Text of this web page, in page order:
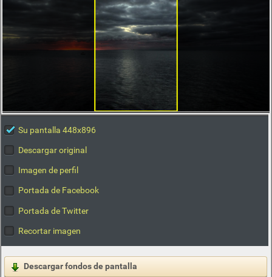
Su pantalla 448x896
Descargar original
Imagen de perfil
Portada de Facebook
Portada de Twitter
Recortar imagen
Descargar fondos de pantalla